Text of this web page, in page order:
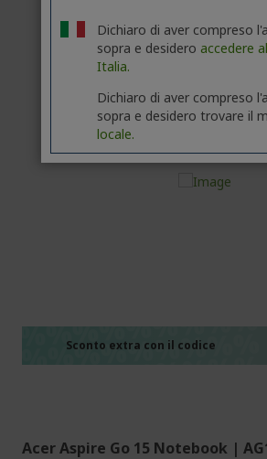
Sconto extra con il codice
Acer Aspire Go 15 Notebook |
Dichiaro di aver compreso
sopra e desidero accedere
Italia.
Dichiaro di aver compreso
sopra e desidero trovare il
locale.